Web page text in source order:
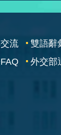
流 雙語辭
外交部